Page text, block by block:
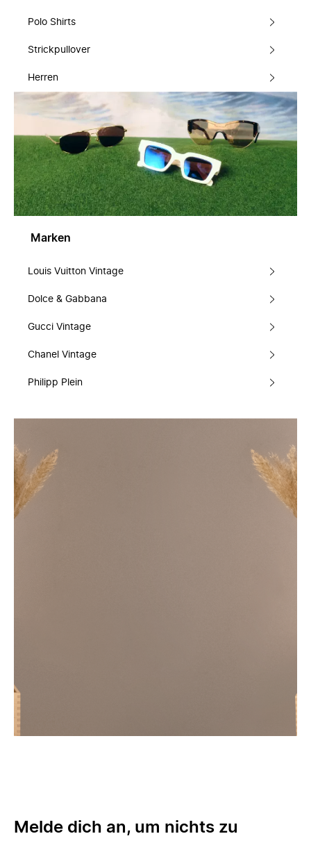
Polo Shirts
Strickpullover
Herren
Marken
Louis Vuitton Vintage
Dolce & Gabbana
Gucci Vintage
Chanel Vintage
Philipp Plein
Melde dich an, um nichts zu